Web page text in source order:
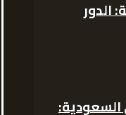
الدور